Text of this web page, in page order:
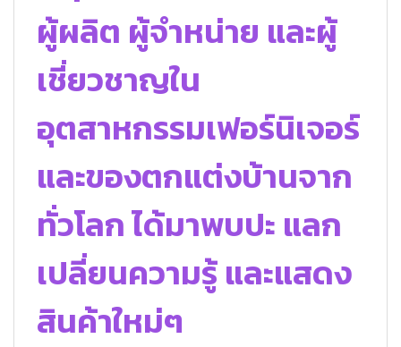
ผู้ผลิต ผู้จำหน่าย และผู้
เชี่ยวชาญใน
อุตสาหกรรมเฟอร์นิเจอร์
และของตกแต่งบ้านจาก
ทั่วโลก ได้มาพบปะ แลก
เปลี่ยนความรู้ และแสดง
สินค้าใหม่ๆ